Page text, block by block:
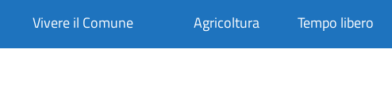
Vivere il Comune Agricoltura Tempo libero